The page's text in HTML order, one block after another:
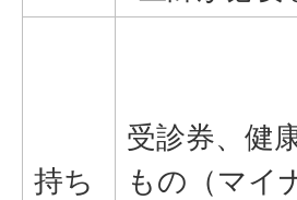
持ち
受診券、健
もの（マイ